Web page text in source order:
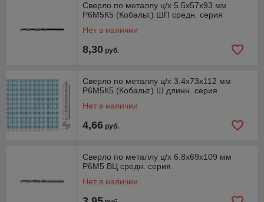
Сверло по металлу ц/х 5.5х57х93 мм
Р6М5К5 (Кобальт.) ШП средн. серия
Нет в наличии
8,30 руб.
Сверло по металлу ц/х 3.4х73х112 мм
Р6М5К5 (Кобальт.) Ш длинн. серия
Нет в наличии
4,66 руб.
Сверло по металлу ц/х 6.8х69х109 мм
Р6М5 ВЦ средн. серия
Нет в наличии